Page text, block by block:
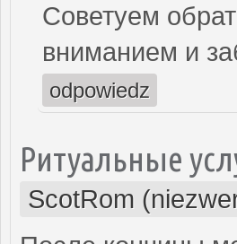
Советуем
вниманием и
odpowiedz
Ритуальные
ScotRom